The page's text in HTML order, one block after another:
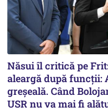
Năsui îl critică pe
aleargă după funcții:
greșeală. Când
USR nu va mai fi